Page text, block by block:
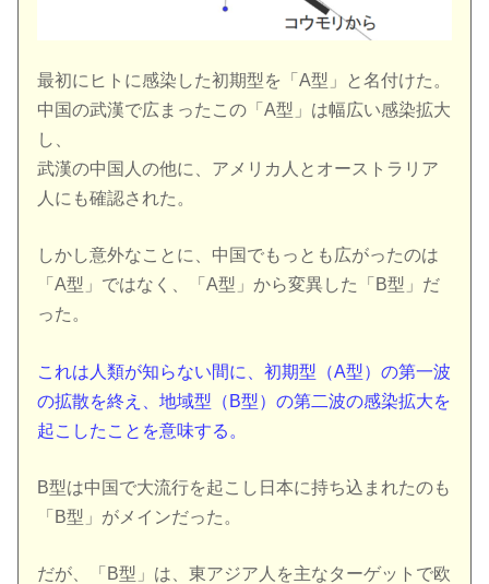
最初にヒトに感染した初期型を「A型」と名付けた。
中国の武漢で広まったこの「A型」は幅広い感染拡大
し、
武漢の中国人の他に、アメリカ人とオーストラリア
人にも確認された。
しかし意外なことに、中国でもっとも広がったのは
「A型」ではなく、「A型」から変異した「B型」だ
った。
これは人類が知らない間に、初期型（A型）の第一波
の拡散を終え、地域型（B型）の第二波の感染拡大を
起こしたことを意味する。
B型は中国で大流行を起こし日本に持ち込まれたのも
「B型」がメインだった。
だが、「B型」は、東アジア人を主なターゲットで欧